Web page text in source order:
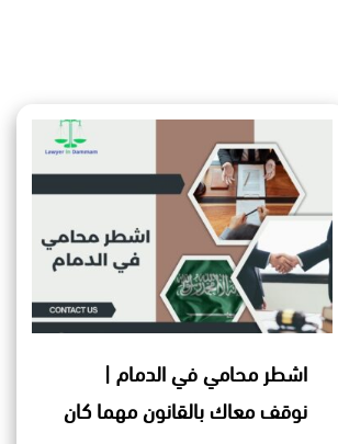
اشطر محامي في الدمام |
نوقف معاك بالقانون مهما كان